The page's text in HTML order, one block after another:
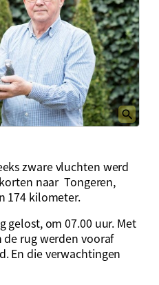
zware vluchten werd
naar Tongeren,
174 kilometer.
gelost, om 07.00 uur. Met
rug werden vooraf
En die verwachtingen